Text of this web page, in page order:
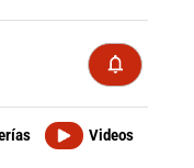
Videos